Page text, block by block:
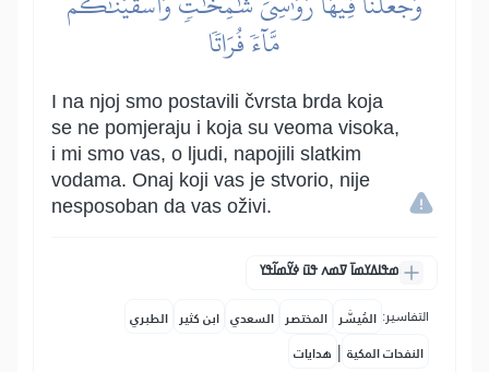
مَّآءٗ فُرَاتٗا
I na njoj smo postavili čvrsta brda koja
se ne pomjeraju i koja su veoma visoka,
i mi smo vas, o ljudi, napojili slatkim
vodama. Onaj koji vas je stvorio, nije
nesposoban da vas oživi.
ߘߟߊߡߌߘߊ߫ ߜߘߍ ߟߎ߫ ߦߌ߬ߘߊ߬ߟߌ
التفاسير: المُيسَّر المختصر السعدي ابن كثير الطبري
النفحات المكية | هدايات